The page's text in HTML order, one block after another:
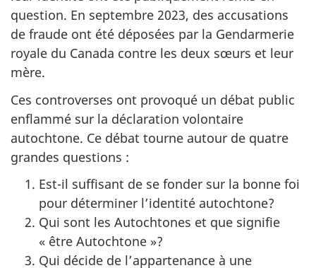
question. En septembre 2023, des accusations
de fraude ont été déposées par la Gendarmerie
royale du Canada contre les deux sœurs et leur
mère.
Ces controverses ont provoqué un débat public
enflammé sur la déclaration volontaire
autochtone. Ce débat tourne autour de quatre
grandes questions :
Est-il suffisant de se fonder sur la bonne foi
pour déterminer l’identité autochtone?
Qui sont les Autochtones et que signifie
« être Autochtone »?
Qui décide de l’appartenance à une